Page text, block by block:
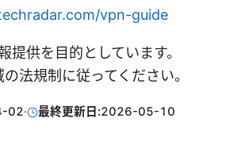
vpn-guide
提供を目的としています。
法規制に従ってください。
02· 最終更新日:2026-05-10